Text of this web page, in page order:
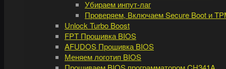
Убираем инпут-лаг
Проверяем, Включаем Secure Boot и
Unlock Turbo Boost
FPT Прошивка BIOS
AFUDOS Прошивка BIOS
Меняем логотип BIOS